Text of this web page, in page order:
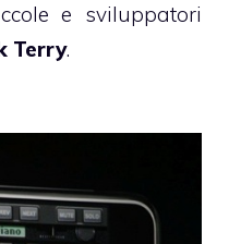
e sviluppatori
Terry.